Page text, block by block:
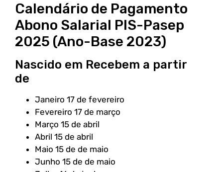
Calendário de Pagamento
Abono Salarial PIS-Pasep
2025 (Ano-Base 2023)
Nascido em Recebem a partir
de
Janeiro 17 de fevereiro
Fevereiro 17 de março
Março 15 de abril
Abril 15 de abril
Maio 15 de de maio
Junho 15 de de maio